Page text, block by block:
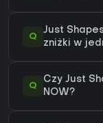
Q
Just
zniżki w
Q
Czy Just
NOW?